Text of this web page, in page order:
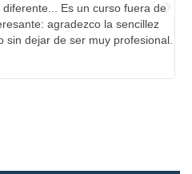
Es un curso fuera de
agradezco la sencillez
sin dejar de ser muy profesional.